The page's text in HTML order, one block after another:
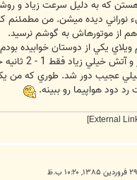
ديده ميشن. من مطمئنم که
هم از موتورهاش به گوشم نرسيد.
يکي از دوستان خوابيده
عجيب دور شد. طوري که من
دود هواپيما رو ببينه.